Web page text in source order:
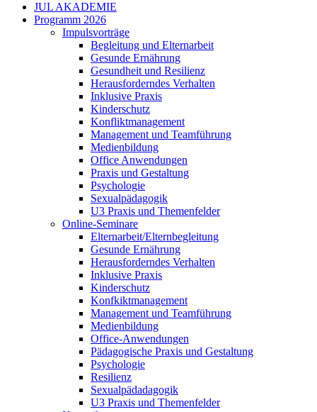
JUL AKADEMIE
Programm 2026
Impulsvorträge
Begleitung und Elternarbeit
Gesunde Ernährung
Gesundheit und Resilienz
Herausforderndes Verhalten
Inklusive Praxis
Kinderschutz
Konfliktmanagement
Management und Teamführung
Medienbildung
Office Anwendungen
Praxis und Gestaltung
Psychologie
Sexualpädagogik
U3 Praxis und Themenfelder
Online-Seminare
Elternarbeit/Elternbegleitung
Gesunde Ernährung
Herausforderndes Verhalten
Inklusive Praxis
Kinderschutz
Konfkiktmanagement
Management und Teamführung
Medienbildung
Office-Anwendungen
Pädagogische Praxis und Gestaltung
Psychologie
Resilienz
Sexualpädadagogik
U3 Praxis und Themenfelder